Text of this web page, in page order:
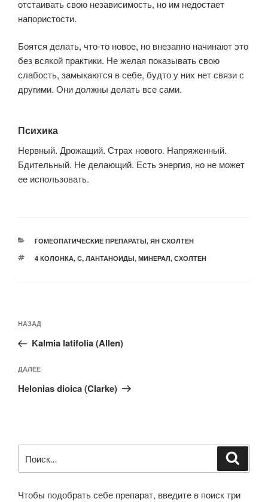
отстаивать свою независимость, но им недостает
напористости.
Боятся делать, что-то новое, но внезапно начинают это
без всякой практики. Не желая показывать свою
слабость, замыкаются в себе, будто у них нет связи с
другими. Они должны делать все сами.
Психика
Нервный. Дрожащий. Страх нового. Напряженный.
Бдительный. Не делающий. Есть энергия, но не может
ее использовать.
РУБРИКИ
ГОМЕОПАТИЧЕСКИЕ ПРЕПАРАТЫ, ЯН СХОЛТЕН
МЕТКИ
4 КОЛОНКА, C, ЛАНТАНОИДЫ, МИНЕРАЛ, СХОЛТЕН
по
записям
Предыдущая
запись:
НАЗАД
Kalmia latifolia (Allen)
Следующая
запись
ДАЛЕЕ
Helonias dioica (Clarke)
Чтобы подобрать себе препарат, введите в поиск три